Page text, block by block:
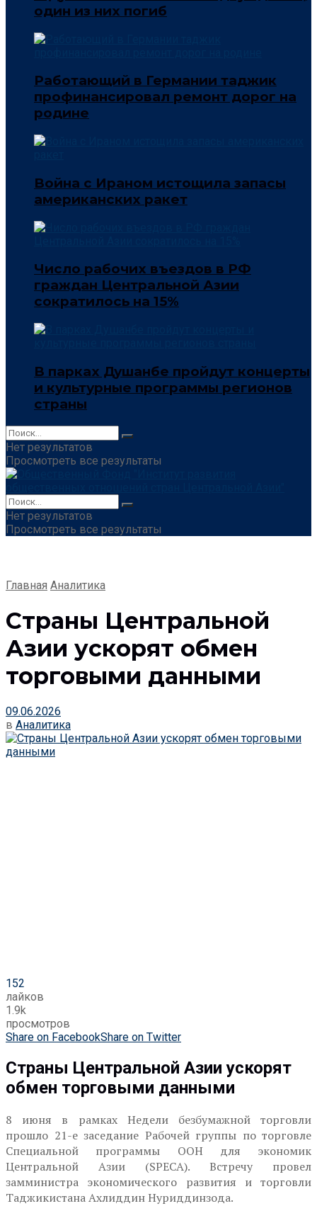
один из них погиб
Работающий в Германии таджик
профинансировал ремонт дорог на
родине
Война с Ираном истощила запасы
американских ракет
Число рабочих въездов в РФ
граждан Центральной Азии
сократилось на 15%
В парках Душанбе пройдут концерты
и культурные программы регионов
страны
Нет результатов
Просмотреть все результаты
Нет результатов
Просмотреть все результаты
Главная Аналитика
Страны Центральной
Азии ускорят обмен
торговыми данными
09.06.2026
в Аналитика
152
лайков
1.9k
просмотров
Share on FacebookShare on Twitter
Страны Центральной Азии ускорят
обмен торговыми данными
8 июня в рамках Недели безбумажной торговли
прошло 21-е заседание Рабочей группы по торговле
Специальной программы ООН для экономик
Центральной Азии (SPECA). Встречу провел
замминистра экономического развития и торговли
Таджикистана Ахлиддин Нуриддинзода.